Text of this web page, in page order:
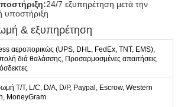
24/7 εξυπηρέτηση μετά την
υποστήριξη
& εξυπηρέτηση
αεροπορικώς (UPS, DHL, FedEx, TNT, EMS),
διά θαλάσσης, Προσαρμοσμένες απαιτήσεις
T/T, L/C, D/A, D/P, Paypal, Escrow, Western
MoneyGram